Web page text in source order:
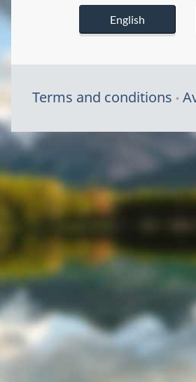
English
Terms and conditions